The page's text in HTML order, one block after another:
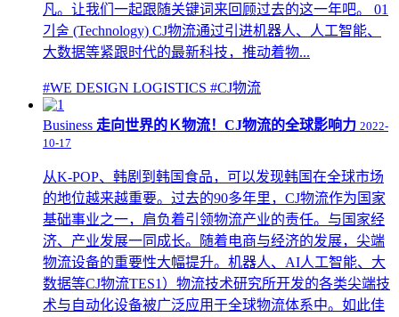
凡。让我们一起跟随关键词来回顾过去的这一年吧。 01
기술 (Technology) CJ物流通过引进机器人、人工智能、
大数据等紧跟时代的最新科技，推动着物...
#WE DESIGN LOGISTICS #CJ物流
Business 走向世界的Ｋ物流！CJ物流的全球影响力 2022-
10-17
从K-POP、韩剧到韩国食品，可以发现韩国在全球市场
的地位越来越重要。过去的90多年里，CJ物流作为国家
基础事业之一，肩负着引领物流产业的责任。与国家经
济、产业发展一同成长。随着电商与经济的发展，尖端
物流设备的重要性大幅提升。机器人、AI人工智能、大
数据等CJ物流TES1）物流技术研究所开发的各类尖端技
术与自动化设备被广泛应用于全球物流体系中。如此佳